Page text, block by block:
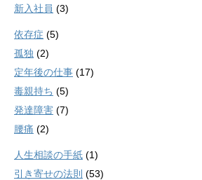
新入社員 (3)
依存症 (5)
孤独 (2)
定年後の仕事 (17)
毒親持ち (5)
発達障害 (7)
腰痛 (2)
人生相談の手紙 (1)
引き寄せの法則 (53)